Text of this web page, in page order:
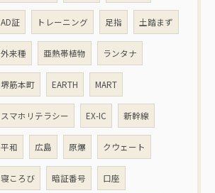
AD証 トレーニング 足指 土踏まず
外来種 亜熱帯植物 ランタナ
堺筋本町 EARTH MART
スマホリテラシー EX-IC 新幹線
平和 広島 原爆 クウェート
寝ころび 暗証番号 口座